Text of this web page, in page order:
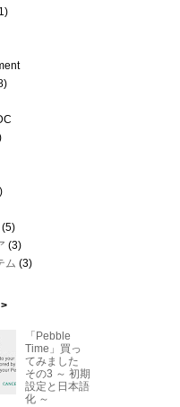
(5)
(3)
ム (3)
「Pebble
Time」買っ
てみました
その3 ～ 初期
設定と日本語
化 ～